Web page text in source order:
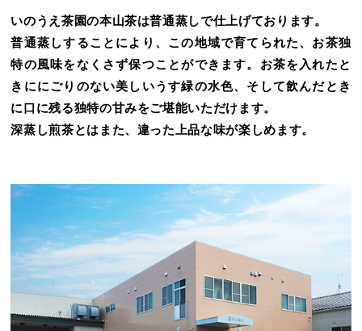
いのうえ茶園の本山茶は普通蒸しで仕上げております。
普通蒸しすることにより、この地域で育てられた、お茶独
特の風味をなくさず保つことができます。お茶を入れたと
きににごりのない美しいうす緑の水色、そして飲んだとき
に口に残る独特の甘みをご堪能いただけます。
深蒸し煎茶とはまた、違った上品な味が楽しめます。